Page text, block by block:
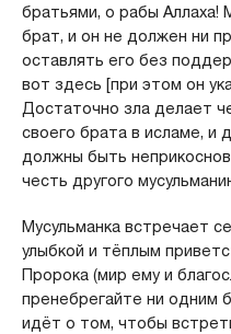
братьями, о рабы Аллаха!
брат, и он не должен ни
оставлять его без
вот здесь [при этом он
Достаточно зла делает
своего брата в исламе, и
должны быть
честь другого
Мусульманка встречает
улыбкой и тёплым
Пророка (мир ему и
пренебрегайте ни одним
идёт о том, чтобы